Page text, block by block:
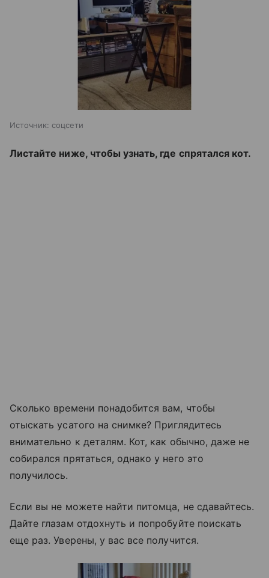
Источник: соцсети
Листайте ниже, чтобы узнать, где спрятался кот.
Сколько времени понадобится вам, чтобы
отыскать усатого на снимке? Приглядитесь
внимательно к деталям. Кот, как обычно, даже не
собирался прятаться, однако у него это
получилось.
Если вы не можете найти питомца, не сдавайтесь.
Дайте глазам отдохнуть и попробуйте поискать
еще раз. Уверены, у вас все получится.